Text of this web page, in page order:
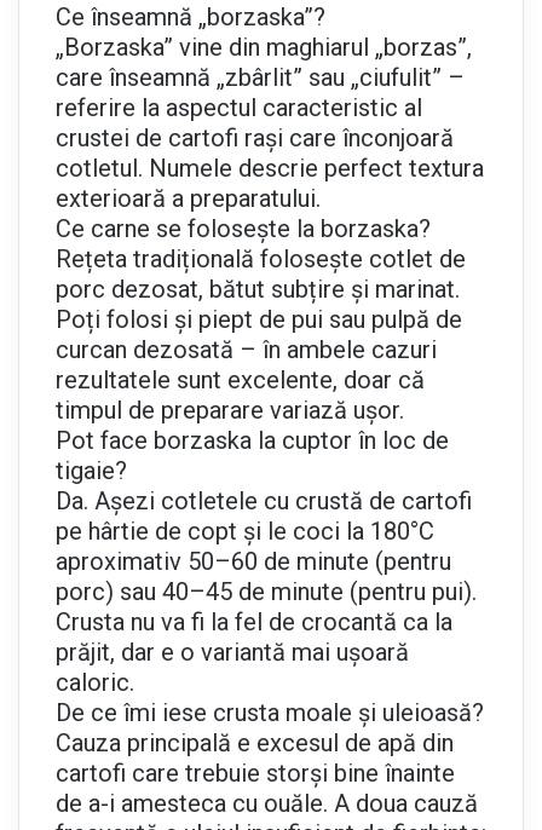
Ce înseamnă „borzaska”?
„Borzaska” vine din maghiarul „borzas”,
care înseamnă „zbârlit” sau „ciufulit” –
referire la aspectul caracteristic al
crustei de cartofi rași care înconjoară
cotletul. Numele descrie perfect textura
exterioară a preparatului.
Ce carne se folosește la borzaska?
Rețeta tradițională folosește cotlet de
porc dezosat, bătut subțire și marinat.
Poți folosi și piept de pui sau pulpă de
curcan dezosată – în ambele cazuri
rezultatele sunt excelente, doar că
timpul de preparare variază ușor.
Pot face borzaska la cuptor în loc de
tigaie?
Da. Așezi cotletele cu crustă de cartofi
pe hârtie de copt și le coci la 180°C
aproximativ 50–60 de minute (pentru
porc) sau 40–45 de minute (pentru pui).
Crusta nu va fi la fel de crocantă ca la
prăjit, dar e o variantă mai ușoară
caloric.
De ce îmi iese crusta moale și uleioasă?
Cauza principală e excesul de apă din
cartofi care trebuie storși bine înainte
de a-i amesteca cu ouăle. A doua cauză